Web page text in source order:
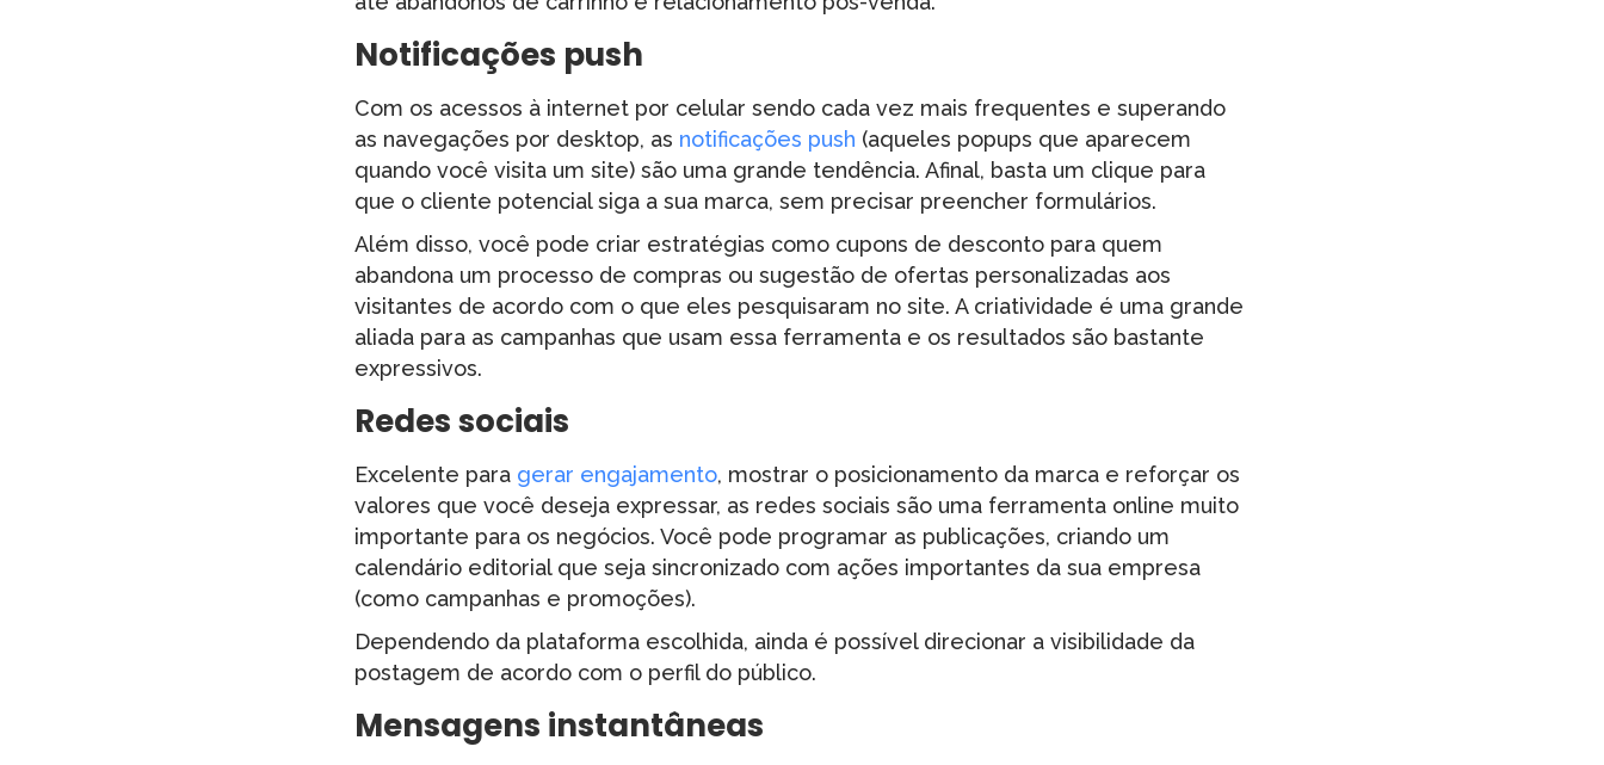
Notificações push
Com os acessos à internet por celular sendo cada vez mais frequentes e superando
as navegações por desktop, as notificações push (aqueles popups que aparecem
quando você visita um site) são uma grande tendência. Afinal, basta um clique para
que o cliente potencial siga a sua marca, sem precisar preencher formulários.
Além disso, você pode criar estratégias como cupons de desconto para quem
abandona um processo de compras ou sugestão de ofertas personalizadas aos
visitantes de acordo com o que eles pesquisaram no site. A criatividade é uma grande
aliada para as campanhas que usam essa ferramenta e os resultados são bastante
expressivos.
Redes sociais
Excelente para gerar engajamento, mostrar o posicionamento da marca e reforçar os
valores que você deseja expressar, as redes sociais são uma ferramenta online muito
importante para os negócios. Você pode programar as publicações, criando um
calendário editorial que seja sincronizado com ações importantes da sua empresa
(como campanhas e promoções).
Dependendo da plataforma escolhida, ainda é possível direcionar a visibilidade da
postagem de acordo com o perfil do público.
Mensagens instantâneas